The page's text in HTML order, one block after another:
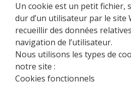
Un cookie est un petit fichier,
dur d’un utilisateur par le site
recueillir des données
navigation de l’utilisateur.
Nous utilisons les types de
notre site :
Cookies fonctionnels